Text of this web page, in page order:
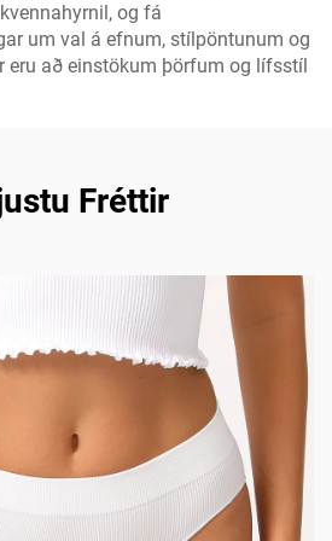
og fá
um val á efnum, stílpöntunum og
eru að einstökum þörfum og lífsstíl
Fréttir